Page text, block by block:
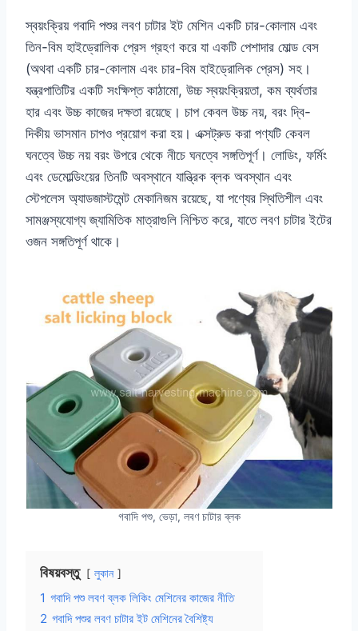
স্বয়ংক্রিয় গবাদি পশুর লবণ চাটার ইট মেশিন একটি চার-কোলাম এবং
তিন-বিম হাইড্রোলিক প্রেস গ্রহণ করে যা একটি পেশাদার মোল্ড বেস
(অথবা একটি চার-কোলাম এবং চার-বিম হাইড্রোলিক প্রেস) সহ।
যন্ত্রপাতিটির একটি সংক্ষিপ্ত কাঠামো, উচ্চ স্বয়ংক্রিয়তা, কম ব্যর্থতার
হার এবং উচ্চ কাজের দক্ষতা রয়েছে। চাপ কেবল উচ্চ নয়, বরং দ্বি-
দিকীয় ভাসমান চাপও প্রয়োগ করা হয়। এক্সট্রুড করা পণ্যটি কেবল
ঘনত্বে উচ্চ নয় বরং উপরে থেকে নীচে ঘনত্বে সঙ্গতিপূর্ণ। লোডিং, ফর্মিং
এবং ডেমোল্ডিংয়ের তিনটি অবস্থানে যান্ত্রিক ব্লক অবস্থান এবং
স্টেপলেস অ্যাডজাস্টমেন্ট মেকানিজম রয়েছে, যা পণ্যের স্থিতিশীল এবং
সামঞ্জস্যযোগ্য জ্যামিতিক মাত্রাগুলি নিশ্চিত করে, যাতে লবণ চাটার ইটের
ওজন সঙ্গতিপূর্ণ থাকে।
গবাদি পশু, ভেড়া, লবণ চাটার ব্লক
বিষয়বস্তু লুকান
1 গবাদি পশু লবণ ব্লক লিকিং মেশিনের কাজের নীতি
2 গবাদি পশুর লবণ চাটার ইট মেশিনের বৈশিষ্ট্য